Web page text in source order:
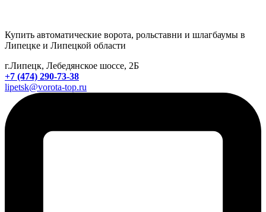
Купить автоматические ворота, рольставни и шлагбаумы в
Липецке и Липецкой области
г.Липецк, Лебедянское шоссе, 2Б
+7 (474) 290-73-38
lipetsk@vorota-top.ru